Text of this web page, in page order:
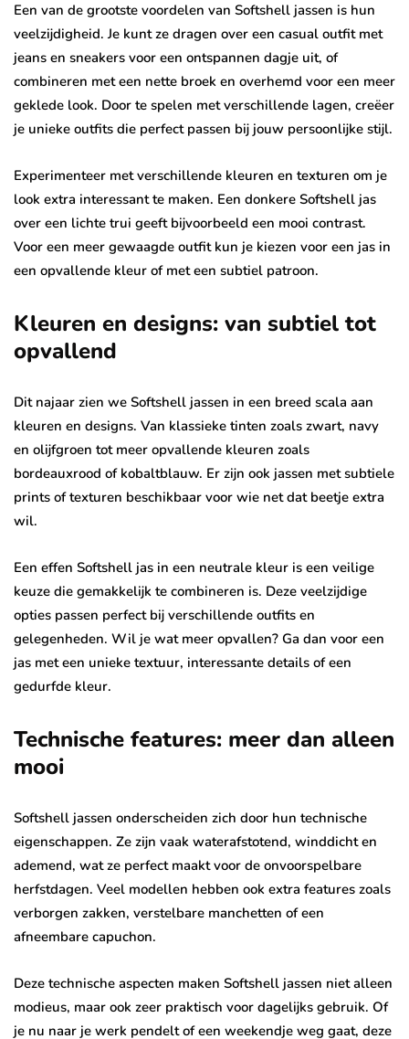
Een van de grootste voordelen van Softshell jassen is hun
veelzijdigheid. Je kunt ze dragen over een casual outfit met
jeans en sneakers voor een ontspannen dagje uit, of
combineren met een nette broek en overhemd voor een meer
geklede look. Door te spelen met verschillende lagen, creëer
je unieke outfits die perfect passen bij jouw persoonlijke stijl.
Experimenteer met verschillende kleuren en texturen om je
look extra interessant te maken. Een donkere Softshell jas
over een lichte trui geeft bijvoorbeeld een mooi contrast.
Voor een meer gewaagde outfit kun je kiezen voor een jas in
een opvallende kleur of met een subtiel patroon.
Kleuren en designs: van subtiel tot
opvallend
Dit najaar zien we Softshell jassen in een breed scala aan
kleuren en designs. Van klassieke tinten zoals zwart, navy
en olijfgroen tot meer opvallende kleuren zoals
bordeauxrood of kobaltblauw. Er zijn ook jassen met subtiele
prints of texturen beschikbaar voor wie net dat beetje extra
wil.
Een effen Softshell jas in een neutrale kleur is een veilige
keuze die gemakkelijk te combineren is. Deze veelzijdige
opties passen perfect bij verschillende outfits en
gelegenheden. Wil je wat meer opvallen? Ga dan voor een
jas met een unieke textuur, interessante details of een
gedurfde kleur.
Technische features: meer dan alleen
mooi
Softshell jassen onderscheiden zich door hun technische
eigenschappen. Ze zijn vaak waterafstotend, winddicht en
ademend, wat ze perfect maakt voor de onvoorspelbare
herfstdagen. Veel modellen hebben ook extra features zoals
verborgen zakken, verstelbare manchetten of een
afneembare capuchon.
Deze technische aspecten maken Softshell jassen niet alleen
modieus, maar ook zeer praktisch voor dagelijks gebruik. Of
je nu naar je werk pendelt of een weekendje weg gaat, deze